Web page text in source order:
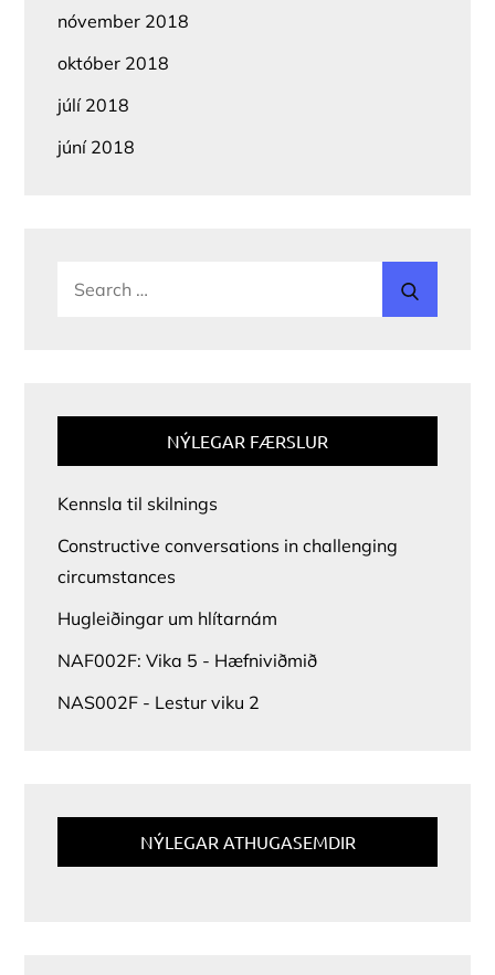
nóvember 2018
október 2018
júlí 2018
júní 2018
NÝLEGAR FÆRSLUR
Kennsla til skilnings
Constructive conversations in challenging
circumstances
Hugleiðingar um hlítarnám
NAF002F: Vika 5 - Hæfniviðmið
NAS002F - Lestur viku 2
NÝLEGAR ATHUGASEMDIR